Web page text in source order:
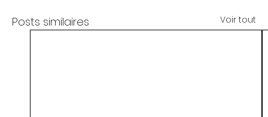
Posts similaires Voir tout